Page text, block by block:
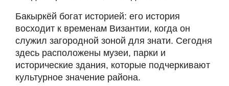
Бакыркёй богат историей: его история
восходит к временам Византии, когда он
служил загородной зоной для знати. Сегодня
здесь расположены музеи, парки и
исторические здания, которые подчеркивают
культурное значение района.